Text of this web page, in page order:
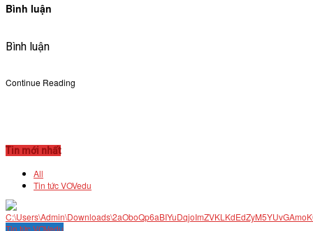
Bình luận
Bình luận
Continue Reading
Tin mới nhất
All
Tin tức VOVedu
Tin tức VOVedu